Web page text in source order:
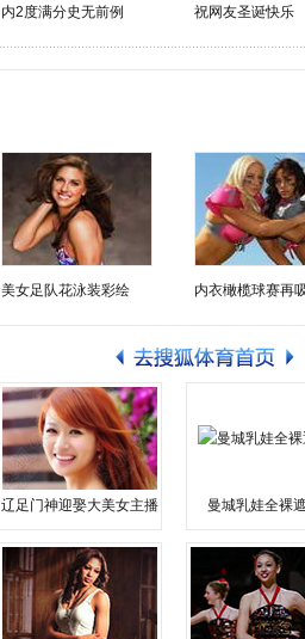
内2度满分史无前例
祝网友圣诞快乐
美女足队花泳装彩绘 内衣橄榄球赛再
辽足门神迎娶大美女主播 曼城乳娃全裸